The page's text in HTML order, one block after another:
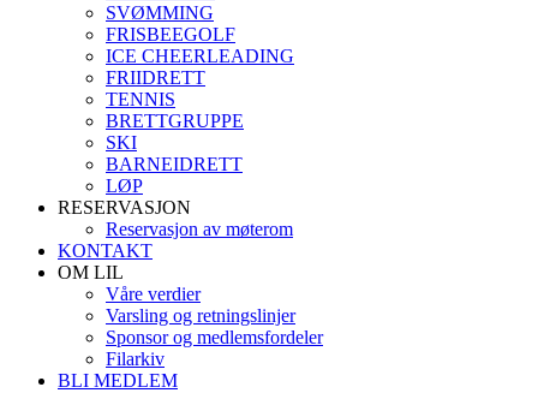
SVØMMING
FRISBEEGOLF
ICE CHEERLEADING
FRIIDRETT
TENNIS
BRETTGRUPPE
SKI
BARNEIDRETT
LØP
RESERVASJON
Reservasjon av møterom
KONTAKT
OM LIL
Våre verdier
Varsling og retningslinjer
Sponsor og medlemsfordeler
Filarkiv
BLI MEDLEM